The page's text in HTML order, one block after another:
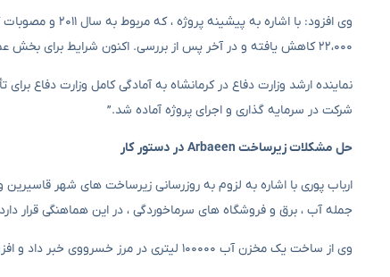
۲۲،۰۰۰ کاهش یافته و در آخر پس از بررسی. اکنون شرایط برای بخش عملیاتی فراهم شده است.
نماینده ارشد وزارت دفاع در کرمانشاه به آمادگی کامل وزارت دفاع برای
شرکت در سرمایه گذاری و اجرای پروژه آماده شد.”
حل مشکلات زیرساخت Arbaeen در دستور کار
ارباب پوری با اشاره به لزوم به روزرسانی زیرساخت های شهر
جمله آب ، برق و فروشگاه های سرماخوردگی ، در این هماهنگی قرار
وی از ساخت یک مخزن آب ۱۰۰۰۰۰ لیتری در مرز خسرووی خبر داد و افزود: “اگر بودجه دفتر آربین تأمین شود ، عملکرد مخزن ظرف یک هفته آغاز می شود.”